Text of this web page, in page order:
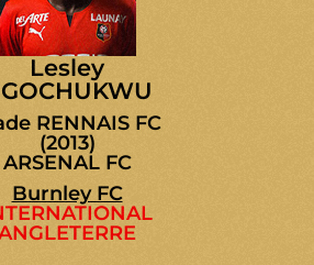
Lesley
RENNAIS FC
(2013)
ARSENAL FC
Burnley FC